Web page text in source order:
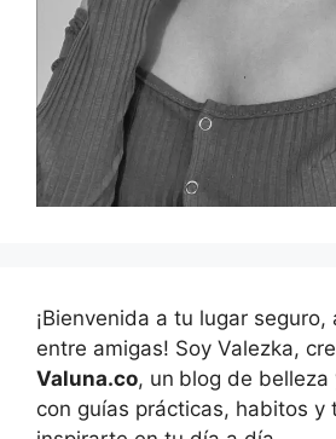
¡Bienvenida a tu lugar seguro,
entre amigas! Soy Valezka,
Valuna.co, un blog de
con guías prácticas, habitos y